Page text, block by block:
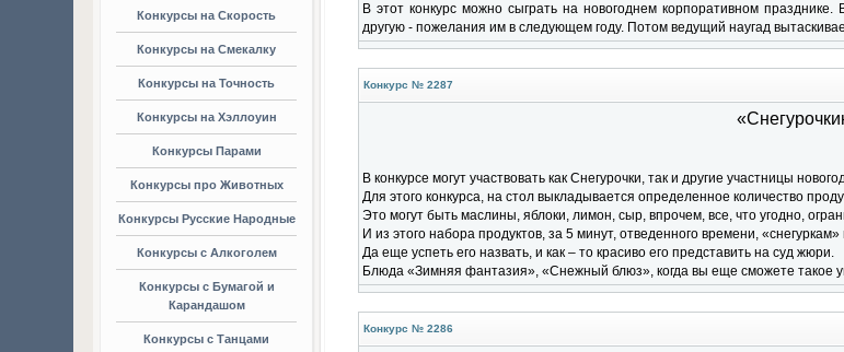
Конкурсы на Скорость
Конкурсы на Смекалку
Конкурсы на Точность
Конкурсы на Хэллоуин
Конкурсы Парами
Конкурсы про Животных
Конкурсы Русские Народные
Конкурсы с Алкоголем
Конкурсы с Бумагой и
Карандашом
Конкурсы с Танцами
В этот конкурс можно сыграть на новогоднем корпоративном
другую - пожелания им в следующем году. Потом ведущий наугад
Конкурс № 2287
В конкурсе могут участвовать как Снегурочки, так и другие участницы
Для этого конкурса, на стол выкладывается определенное количество
Это могут быть маслины, яблоки, лимон, сыр, впрочем, все, что угодно,
И из этого набора продуктов, за 5 минут, отведенного времени,
Да еще успеть его назвать, и как – то красиво его представить на суд жюри.
Блюда «Зимняя фантазия», «Снежный блюз», когда вы еще сможете такое
Конкурс № 2286